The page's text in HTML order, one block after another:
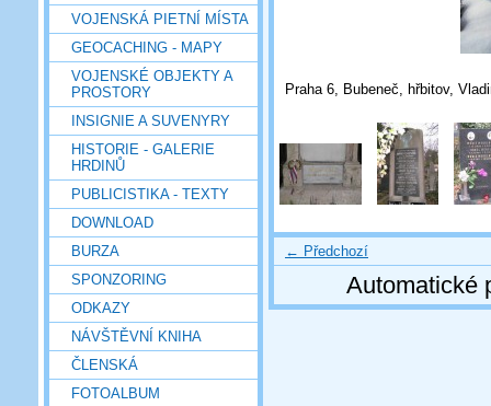
VOJENSKÁ PIETNÍ MÍSTA
GEOCACHING - MAPY
VOJENSKÉ OBJEKTY A
PROSTORY
INSIGNIE A SUVENYRY
HISTORIE - GALERIE
HRDINŮ
PUBLICISTIKA - TEXTY
DOWNLOAD
BURZA
SPONZORING
ODKAZY
NÁVŠTĚVNÍ KNIHA
ČLENSKÁ
FOTOALBUM
Praha 6, Bubeneč, hřbitov,
← Předchozí
Automatické